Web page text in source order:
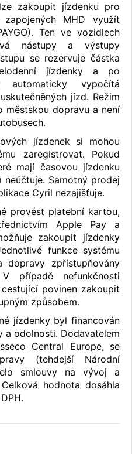
zakoupit jízdenku pro
MHD využít
Ten ve vozidlech
nástupy a výstupy
se rezervuje částka
jízdenky a po
vypočítá
jízd. Režim
městskou dopravu a není
jízdenek si mohou
zaregistrovat. Pokud
mají časovou jízdenku
Samotný prodej
Cyril nezajišťuje.
provést platební kartou,
Apple Pay a
zakoupit jízdenky
funkce systému
dopravy zpřístupňovány
případě nefunkčnosti
povinen zakoupit
způsobem.
jízdenky byl financován
a odolnosti. Dodavatelem
Central Europe, se
(tehdejší Národní
smlouvy na vývoj a
hodnota dosáhla